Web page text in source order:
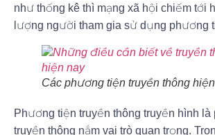
như thống kê thì mạng xã hội chiếm tới
lượng người tham gia sử dụng phương
Các phương tiện truyền thông
Phương tiện truyền thông truyền hình
truyền thông nắm vai trò quan trọng.